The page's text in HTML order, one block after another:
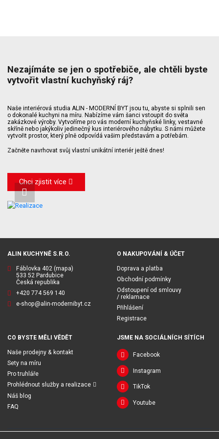
Nezajímáte se jen o spotřebiče, ale chtěli byste
vytvořit vlastní kuchyňský ráj?
Naše interiérová studia ALIN - MODERNÍ BYT jsou tu, abyste si splnili sen
o dokonalé kuchyni na míru. Nabízíme vám šanci vstoupit do světa
zakázkové výroby. Vytvoříme pro vás moderní kuchyňské linky, vestavné
skříně nebo jakýkoliv jedinečný kus interiérového nábytku. S námi můžete
vytvořit prostor, který plně odpovídá vašim představám a potřebám.
Začněte navrhovat svůj vlastní unikátní interiér ještě dnes!
Chci zjistit více
ALIN KUCHYNĚ S.R.O.
Fáblovka 402 (mapa)
533 52 Pardubice
Česká republika
+420 774 569 140
e-shop@alin-modernibyt.cz
O NAKUPOVÁNÍ & ÚČET
Doprava a platba
Obchodní podmínky
Odstoupení od smlouvy
/ reklamace
Přihlášení
Registrace
CO BYSTE MĚLI VĚDĚT
Naše prodejny & kontakt
Sety na míru
Pro truhláře
Prohlédnout služby a realizace
Náš blog
FAQ
JSME NA SOCIÁLNÍCH SÍTÍCH
Facebook
Instagram
TikTok
Youtube